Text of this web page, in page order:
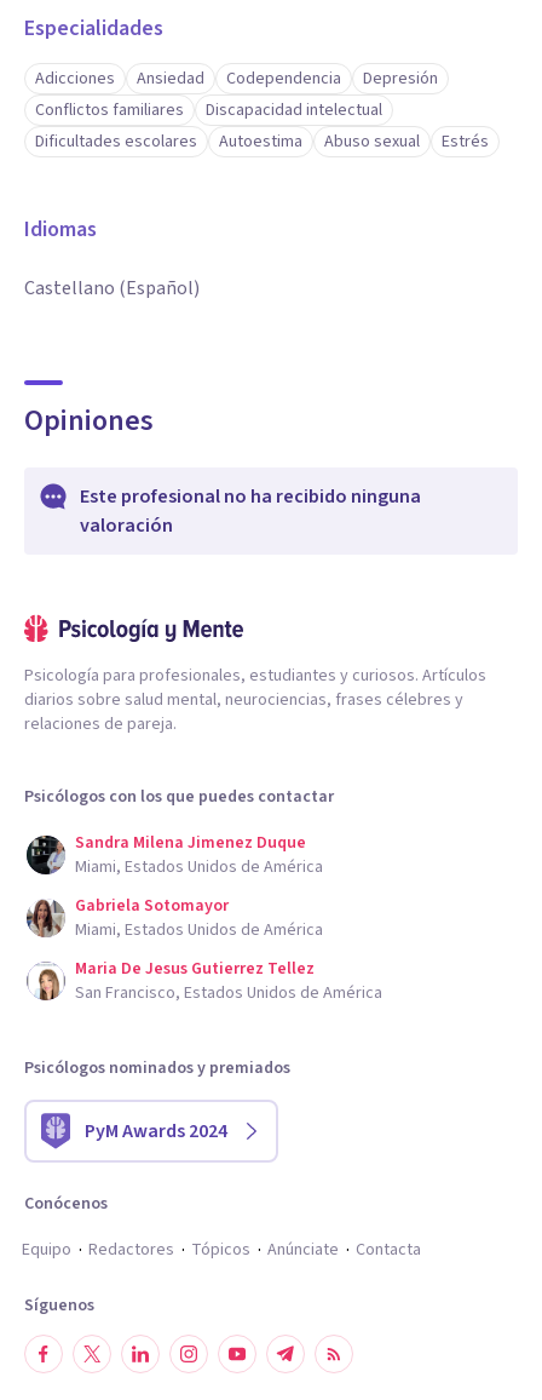
Especialidades
Adicciones Ansiedad Codependencia
Depresión
Conflictos familiares
Discapacidad intelectual
Dificultades escolares
Autoestima Abuso sexual Estrés
Idiomas
Castellano (Español)
Opiniones
Este profesional no ha recibido ninguna
valoración
Psicología para profesionales, estudiantes y curiosos. Artículos
diarios sobre salud mental, neurociencias, frases célebres y
relaciones de pareja.
Psicólogos con los que puedes contactar
Sandra Milena Jimenez Duque
Miami, Estados Unidos de América
Gabriela Sotomayor
Miami, Estados Unidos de América
Maria De Jesus Gutierrez Tellez
San Francisco, Estados Unidos de América
Psicólogos nominados y premiados
PyM Awards 2024
Conócenos
Equipo
Redactores Tópicos Anúnciate Contacta
Síguenos